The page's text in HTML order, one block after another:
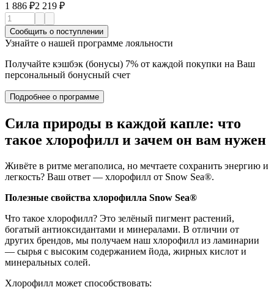
1 886 ₽2 219 ₽
Сообщить о поступлении
Узнайте о нашей программе лояльности
Получайте кэшбэк (бонусы) 7% от каждой покупки на Ваш
персональный бонусный счет
Подробнее о программе
Сила природы в каждой капле: что
такое хлорофилл и зачем он вам нужен
Живёте в ритме мегаполиса, но мечтаете сохранить энергию и
легкость? Ваш ответ — хлорофилл от Snow Sea®.
Полезные свойства хлорофилла Snow Sea®
Что такое хлорофилл? Это зелёный пигмент растений,
богатый антиоксидантами и минералами. В отличии от
других брендов, мы получаем наш хлорофилл из ламинарии
— сырья с высоким содержанием йода, жирных кислот и
минеральных солей.
Хлорофилл может способствовать: